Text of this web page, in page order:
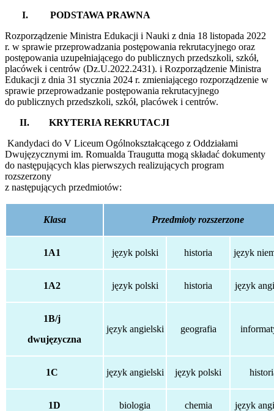
I. PODSTAWA PRAWNA
Rozporządzenie Ministra Edukacji i Nauki z dnia 18 listopada 2022
r. w sprawie przeprowadzania postępowania rekrutacyjnego oraz
postępowania uzupełniającego do publicznych przedszkoli, szkół,
placówek i centrów (Dz.U.2022.2431). i Rozporządzenie Ministra
Edukacji z dnia 31 stycznia 2024 r. zmieniającego rozporządzenie w
sprawie przeprowadzanie postępowania rekrutacyjnego
do publicznych przedszkoli, szkół, placówek i centrów.
II. KRYTERIA REKRUTACJI
Kandydaci do V Liceum Ogólnokształcącego z Oddziałami
Dwujęzycznymi im. Romualda Traugutta mogą składać dokumenty
do następujących klas pierwszych realizujących program
rozszerzony
z następujących przedmiotów:
Klasa Przedmioty rozszerzone
1A1 język polski historia język
1A2 język polski historia język
1B/j
dwujęzyczna
język angielski geografia
1C język angielski język polski
1D biologia chemia język